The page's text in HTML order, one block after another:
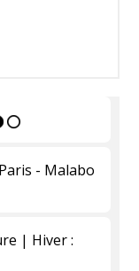
- Malabo
| Hiver :